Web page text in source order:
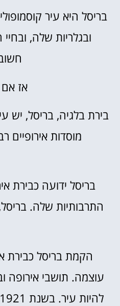
בריסל היא עיר
ובגלריות שלה,
אז
בירת בלגיה, בריסל, יש
מוסדות אירופיים
בריסל ידועה כבירת
התרבותיות שלה.
הקמת בריסל כבירת
עוצמה. תושבי אירופה